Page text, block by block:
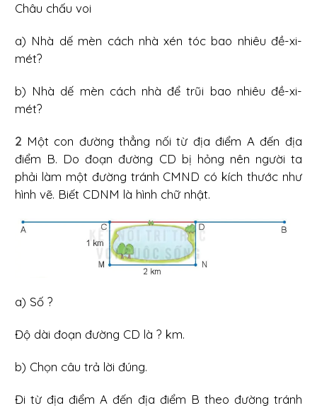
Châu chấu voi
a) Nhà dế mèn cách nhà xén tóc bao nhiêu đề-xi-
mét?
b) Nhà dế mèn cách nhà để trũi bao nhiêu đề-xi-
mét?
2 Một con đường thẳng nối từ địa điểm A đến địa
điểm B. Do đoạn đường CD bị hỏng nên người ta
phải làm một đường tránh CMND có kích thước như
hình vẽ. Biết CDNM là hình chữ nhật.
a) Số ?
Độ dài đoạn đường CD là ? km.
b) Chọn câu trả lời đúng.
Đi từ địa điểm A đến địa điểm B theo đường tránh